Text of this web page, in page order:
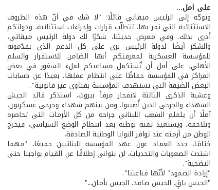
على أمل...
وتوجّه إلى الرئيس ميقاتي قائلًا: "لا شك في أنّ هذه الظروف
الاستثنائية التي نمر بها، تتطلّب قرارات وإجراءات استثنائية، ودولتكم
أدرى بذلك. وفي معرض حديثنا، شكرًا لك دولة الرئيس ميقاتي،
والشكر أيضًا لدولة الرئيس بري على كل الدعم الذي تقدّمونه
للمؤسسة العسكرية لمعرفتكم أنها الضامن للاستقرار والسلم
الأهلي، على أمل أن تُستكمل مساعيكم لملء الشغور في بعض
المراكز في المؤسسة حفاظًا على انتظام عملها، بعيدًا عن حسابات
البعض الضيقة التي تستهدف المؤسسة بفتاوى غير قانونية".
وعشية الذكرى الثالثة لانفجار مرفأ بيروت، استذكر قائد الجيش
الشهداء والجرحى الذين أُصيبوا، ومن بينهم شهداء وجرحى عسكريون،
آملًا أن يلملم الشعب اللبناني جراحه من كل الأزمات التي تحاصره
وتلاحقه، ويستعيد ثقته بوطنه بعد انتظام الوضع السياسي، فيخرج
الوطن من أزمته عند توافر النوايا الوطنية الصادقة.
ختامًا، جدد العماد عون عهد المؤسسة للبنانيين جميعًا، "مهما
اشتدت الصعوبات والتحديات، لن نتوانى إطلاقًا عن القيام بواجبنا حتى
التضحية".
"إرادة الصمود" لأنّها قناعتنا".
"الجيش باقٍ. الجيش صامد. الجيش بأمان..."